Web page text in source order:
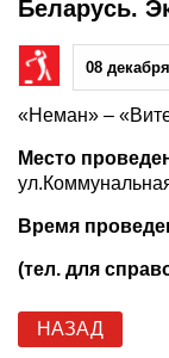
Беларусь.
08
«Неман» –
Место
Время
(тел. для
НАЗАД